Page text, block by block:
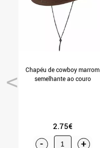
Chapéu de cowboy marrom
semelhante ao couro
2.75€
- +